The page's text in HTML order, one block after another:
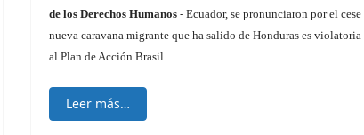
de los Derechos Humanos - Ecuador, se pronunciaron por el
nueva caravana migrante que ha salido de Honduras es
al Plan de Acción Brasil
Leer más…